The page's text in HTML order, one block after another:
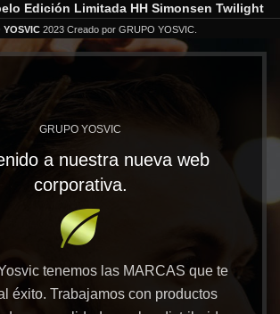
Edición Limitada HH Simonsen Twilight
YOSVIC 2023 Creado por GRUPO YOSVIC.
GRUPO YOSVIC
a nuestra nueva web
corporativa.
tenemos las MARCAS que te
éxito. Trabajamos con productos